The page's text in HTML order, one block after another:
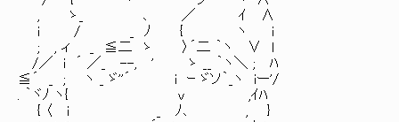
, ゝ_ ､ ／ ｲ ∧
i / _ ﾉ { ヽ i
; , ィ _ ≦二 ゝ 〉´二 ｀ヽ ∨ l
/／ i ´ ／_ --, ' ゝ __ ｀ヽ＼ ; ﾊ
≦´ _ ; ヽ _ ゞ''´ i ｰ ゞソ｀_ヽ iー'/
. ｀ヾﾉ ヽ{ v ,ｲﾊ
{ 〈 i _ ﾉ､ , }